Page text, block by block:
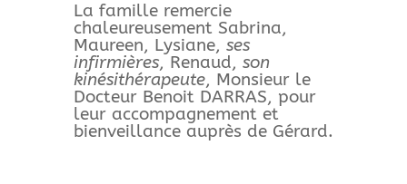
La famille remercie
chaleureusement Sabrina,
Maureen, Lysiane, ses
infirmières, Renaud, son
kinésithérapeute, Monsieur le
Docteur Benoit DARRAS, pour
leur accompagnement et
bienveillance auprès de Gérard.